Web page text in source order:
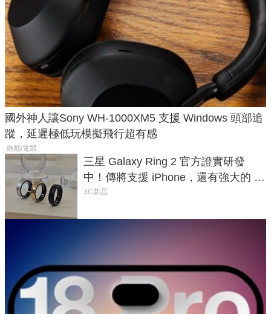
國外神人讓Sony WH-1000XM5 支援 Windows 頭部追
蹤，延遲極低玩模擬飛行超有感
遊戲/電競
三星 Galaxy Ring 2 官方證實研發
中！傳將支援 iPhone，還有強大的 AI
與智慧家電連動功能
3C新品